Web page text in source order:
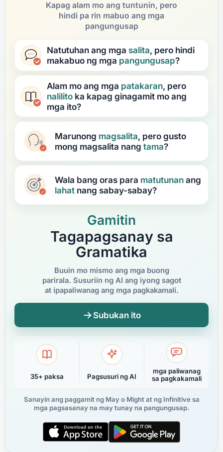
Kapag alam mo ang tuntunin, pero
hindi pa rin mabuo ang mga
pangungusap
Natutuhan ang mga salita, pero hindi
makabuo ng mga pangungusap?
Alam mo ang mga patakaran, pero
nalilito ka kapag ginagamit mo ang
mga ito?
Marunong magsalita, pero gusto
mong magsalita nang tama?
Wala bang oras para matutunanang
lahat nang sabay-sabay?
Gamitin
Tagapagsanay sa
Gramatika
Buuin mo mismo ang mga buong
parirala. Susuriin ng AI ang iyong sagot
at ipapaliwanag ang mga pagkakamali.
Subukan ito
35+ paksa Pagsusuri ng AI
mga paliwanag
sa pagkakamali
Sanayin ang paggamit ng May o Might at ng Infinitive sa
mga pagsasanay na may tunay na pangungusap.